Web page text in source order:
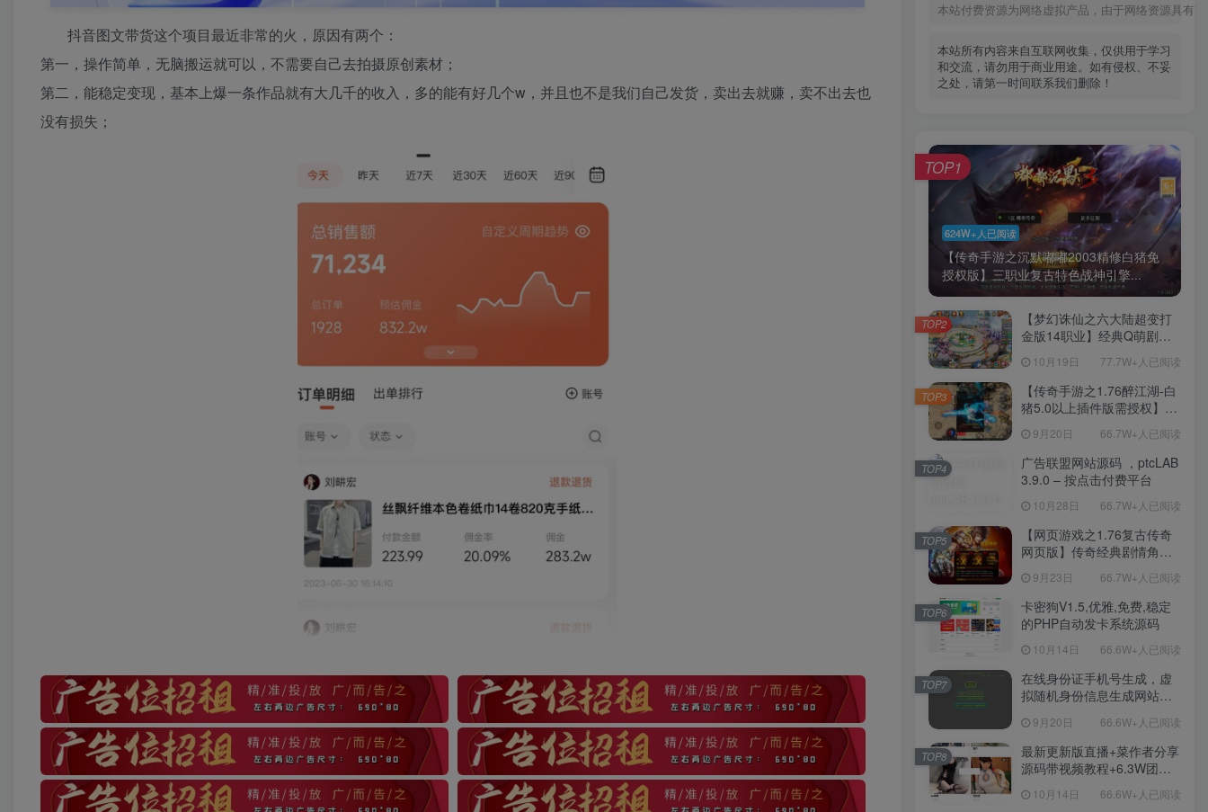
抖音图文带货这个项目最近非常的火，原因有两个：
第一，操作简单，无脑搬运就可以，不需要自己去拍摄原创素材；
第二，能稳定变现，基本上爆一条作品就有大几千的收入，多的能有好几个w，并且也不是我们自己发货，卖出去就赚，卖不出去也
没有损失；
本站付费资源为网络虚拟产品，由于网络资源具有
本站所有内容来自互联网收集，仅供用于学习
和交流，请勿用于商业用途。如有侵权、不妥
之处，请第一时间联系我们删除！
624W+人已阅读
【传奇手游之沉默嘟嘟2003精修白猪免
授权版】三职业复古特色战神引擎...
TOP1
【梦幻诛仙之六大陆超变打
金版14职业】经典Q萌剧情
Linux服务端源码视频架设教
程-新版多功能GM网页后台
工具-安卓苹果IOS双端版
本！
10月19日 77.7W+人已阅读
TOP2
【传奇手游之1.76醉江湖-白
猪5.0以上插件版需授权】三
手游-Win服务端源码视频架
设教程-新版GM多功能网页
授权物品后台-九层妖塔-法宠
直冲网页后台-安卓苹果IOS
双端版本！
9月20日 66.7W+人已阅读
TOP3
广告联盟网站源码 ，ptcLAB
3.9.0 – 按点击付费平台
10月28日 66.7W+人已阅读
TOP4
【网页游戏之1.76复古传奇
网页版】传奇经典剧情角色
扮演网页游戏-一键单机-打包
Win服务端源码视频架设教
程！
9月23日 66.7W+人已阅读
TOP5
卡密狗V1.5,优雅,免费,稳定
的PHP自动发卡系统源码
10月14日 66.6W+人已阅读
TOP6
在线身份证手机号生成，虚
拟随机身份信息生成网站源
9月20日 66.6W+人已阅读
TOP7
最新更新版直播+菜作者分享
源码带视频教程+6.3W团购
【源码+教程】
10月14日 66.6W+人已阅读
TOP8